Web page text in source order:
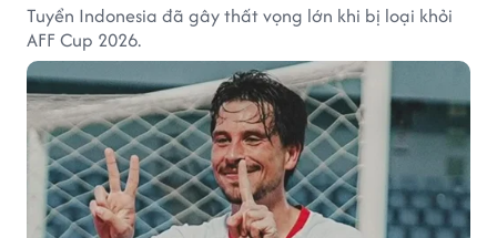
Tuyển Indonesia đã gây thất vọng lớn khi bị loại khỏi
AFF Cup 2026.